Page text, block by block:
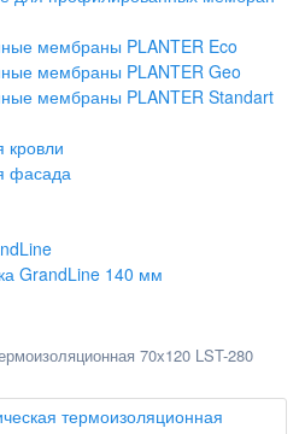
мембраны PLANTER Eco
мембраны PLANTER Geo
мембраны PLANTER Standart
кровли
фасада
GrandLine 140 мм
70х120 LST-280